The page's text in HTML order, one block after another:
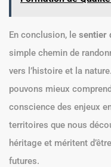
En conclusion, le sentier
simple chemin de
vers l’histoire et la
pouvons mieux
conscience des enjeux
territoires que nous
héritage et méritent
futures.